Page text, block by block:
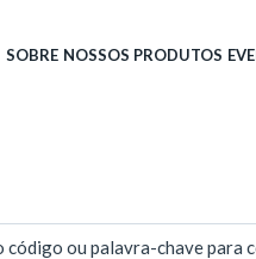
SOBRE NOSSOS PRODUTOS
código ou palavra-chave para